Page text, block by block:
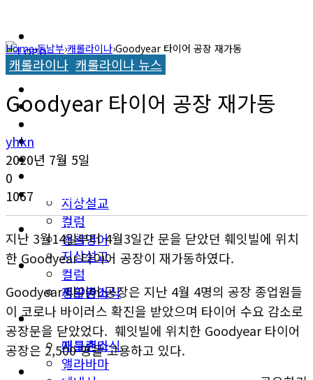
교계소식
한인타운 소식
지상설교
컬럼
생활영어
미국뉴스
지구촌소식
동남부
애틀랜타
앨라바마
한인타운 소식
이민뉴스
오피니언
지상설교
컬럼
생활영어
미국뉴스
지구촌소식
동남부
Home›동남부›캐롤라이나›Goodyear 타이어 공장 재가동
캐롤라이나 캐롤라이나 뉴스
Goodyear 타이어 공장 재가동
yhkn
2020년 7월 5일
0
1067
지난 3월14일부터 4월3일간 문을 닫았던 훼잇빌에 위치
한 Goodyear 타이어 공장이 재가동하였다.
Goodyear 타이어 공장은 지난 4월 4명의 공장 종업원들
이 코로나 바이러스 확진을 받았으며 타이어 수요 감소로
공장문을 닫았었다. 훼잇빌에 위치한 Goodyear 타이어
공장은 2,500 명을 고용하고 있다.